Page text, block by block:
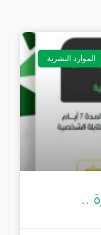
الموارد البشرية
..